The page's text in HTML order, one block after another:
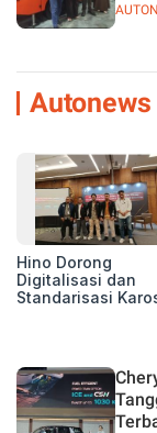
Autonews
Hino Dorong
Digitalisasi dan
Standarisasi